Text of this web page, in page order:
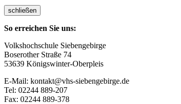
schließen
So erreichen Sie uns:
Volkshochschule Siebengebirge
Boserother Straße 74
53639 Königswinter-Oberpleis
E-Mail: kontakt@vhs-siebengebirge.de
Tel: 02244 889-207
Fax: 02244 889-378